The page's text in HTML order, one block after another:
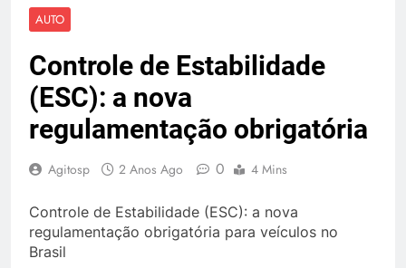
AUTO
Controle de Estabilidade
(ESC): a nova
regulamentação obrigatória
Agitosp 2 Anos Ago 0 4 Mins
Controle de Estabilidade (ESC): a nova
regulamentação obrigatória para veículos no
Brasil